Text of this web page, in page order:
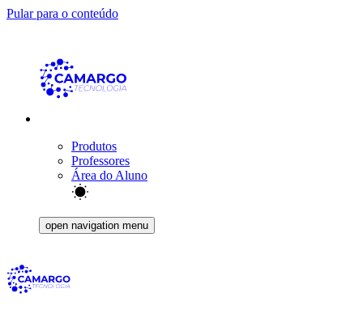
Pular para o conteúdo
Produtos
Professores
Área do Aluno
open navigation menu